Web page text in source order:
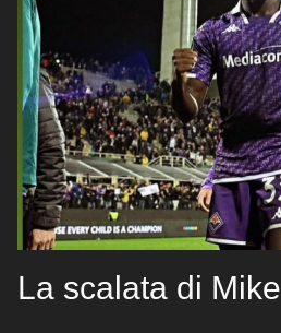
La scalata di Mike